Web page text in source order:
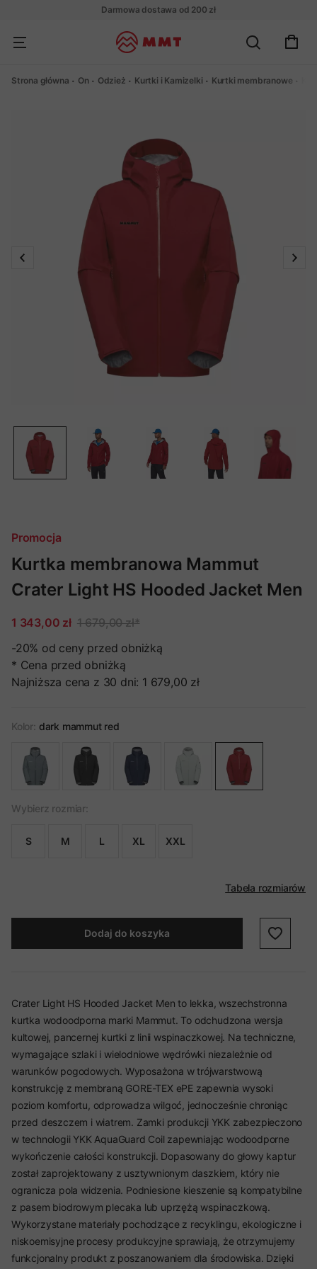
Darmowa dostawa od 200 zł
Strona główna On Odzież Kurtki i Kamizelki Kurtki membranowe
Promocja
Kurtka membranowa Mammut
Crater Light HS Hooded Jacket Men
1 343,00 zł 1 679,00 zł*
-20% od ceny przed obniżką
* Cena przed obniżką
Najniższa cena z 30 dni: 1 679,00 zł
Kolor: dark mammut red
Wybierz rozmiar:
S M L XL XXL
Tabela rozmiarów
Dodaj do koszyka
Crater Light HS Hooded Jacket Men to lekka, wszechstronna
kurtka wodoodporna marki Mammut. To odchudzona wersja
kultowej, pancernej kurtki z linii wspinaczkowej. Na techniczne,
wymagające szlaki i wielodniowe wędrówki niezależnie od
warunków pogodowych. Wyposażona w trójwarstwową
konstrukcję z membraną GORE-TEX ePE zapewnia wysoki
poziom komfortu, odprowadza wilgoć, jednocześnie chroniąc
przed deszczem i wiatrem. Zamki produkcji YKK zabezpieczono
w technologii YKK AquaGuard Coil zapewniając wodoodporne
wykończenie całości konstrukcji. Dopasowany do głowy kaptur
został zaprojektowany z usztywnionym daszkiem, który nie
ogranicza pola widzenia. Podniesione kieszenie są kompatybilne
z pasem biodrowym plecaka lub uprzężą wspinaczkową.
Wykorzystane materiały pochodzące z recyklingu, ekologiczne i
niskoemisyjne procesy produkcyjne sprawiają, że otrzymujemy
funkcjonalny produkt z poszanowaniem dla środowiska. Dzięki